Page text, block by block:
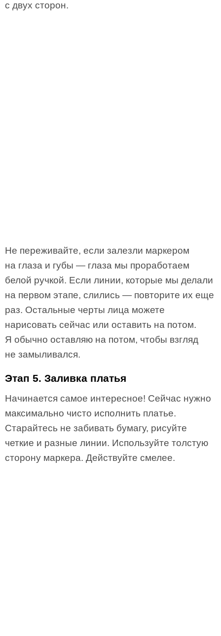
с двух сторон.
Не переживайте, если залезли маркером
на глаза и губы — глаза мы проработаем
белой ручкой. Если линии, которые мы делали
на первом этапе, слились — повторите их еще
раз. Остальные черты лица можете
нарисовать сейчас или оставить на потом.
Я обычно оставляю на потом, чтобы взгляд
не замыливался.
Этап 5. Заливка платья
Начинается самое интересное! Сейчас нужно
максимально чисто исполнить платье.
Старайтесь не забивать бумагу, рисуйте
четкие и разные линии. Используйте толстую
сторону маркера. Действуйте смелее.